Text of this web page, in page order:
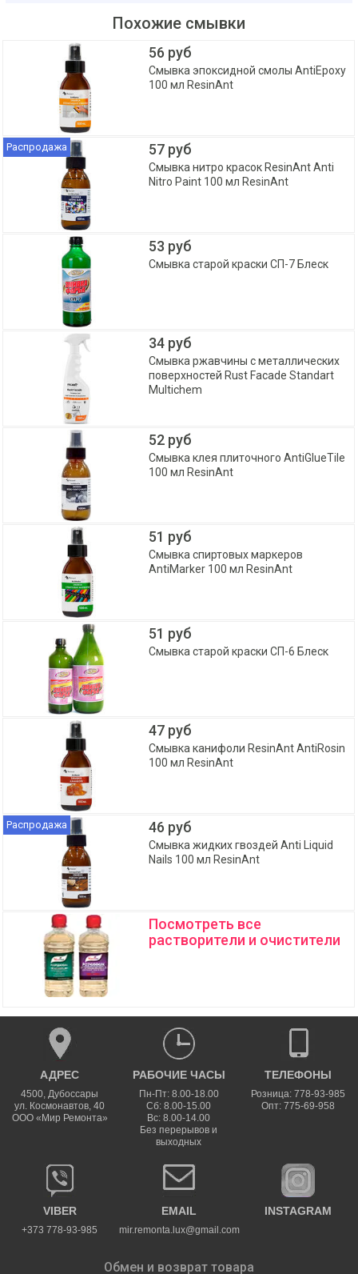
Похожие смывки
56 руб
Смывка эпоксидной смолы AntiEpoxy
100 мл ResinAnt
Распродажа 57 руб
Смывка нитро красок ResinAnt Anti
Nitro Paint 100 мл ResinAnt
53 руб
Смывка старой краски СП-7 Блеск
34 руб
Смывка ржавчины с металлических
поверхностей Rust Facade Standart
Multichem
52 руб
Смывка клея плиточного AntiGlueTile
100 мл ResinAnt
51 руб
Смывка спиртовых маркеров
AntiMarker 100 мл ResinAnt
51 руб
Смывка старой краски СП-6 Блеск
47 руб
Смывка канифоли ResinAnt AntiRosin
100 мл ResinAnt
Распродажа 46 руб
Смывка жидких гвоздей Anti Liquid
Nails 100 мл ResinAnt
Посмотреть все
растворители и очистители
АДРЕС
4500,Дубоссары
ул. Космонавтов, 40
ООО «Мир Ремонта»
РАБОЧИЕ ЧАСЫ
Пн-Пт: 8.00-18.00
Сб: 8.00-15.00
Вс: 8.00-14.00
Без перерывов и
выходных
ТЕЛЕФОНЫ
Розница: 778-93-985
Опт: 775-69-958
VIBER
+373 778-93-985
EMAIL
mir.remonta.lux@gmail.com
INSTAGRAM
Обмен и возврат товара